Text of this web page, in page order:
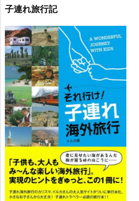
子連れ旅行記